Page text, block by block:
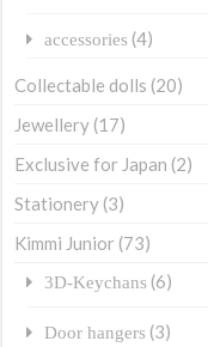
accessories (4)
Collectable dolls (20)
Jewellery (17)
Exclusive for Japan (2)
Stationery (3)
Kimmi Junior (73)
3D-Keychans (6)
Door hangers (3)